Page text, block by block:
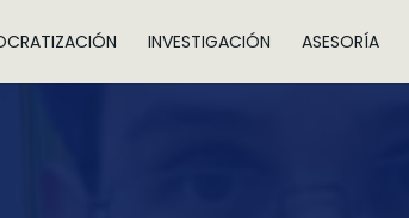
INVESTIGACIÓN ASESORÍA